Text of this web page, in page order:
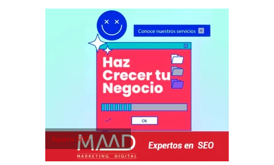
Agencia SEO